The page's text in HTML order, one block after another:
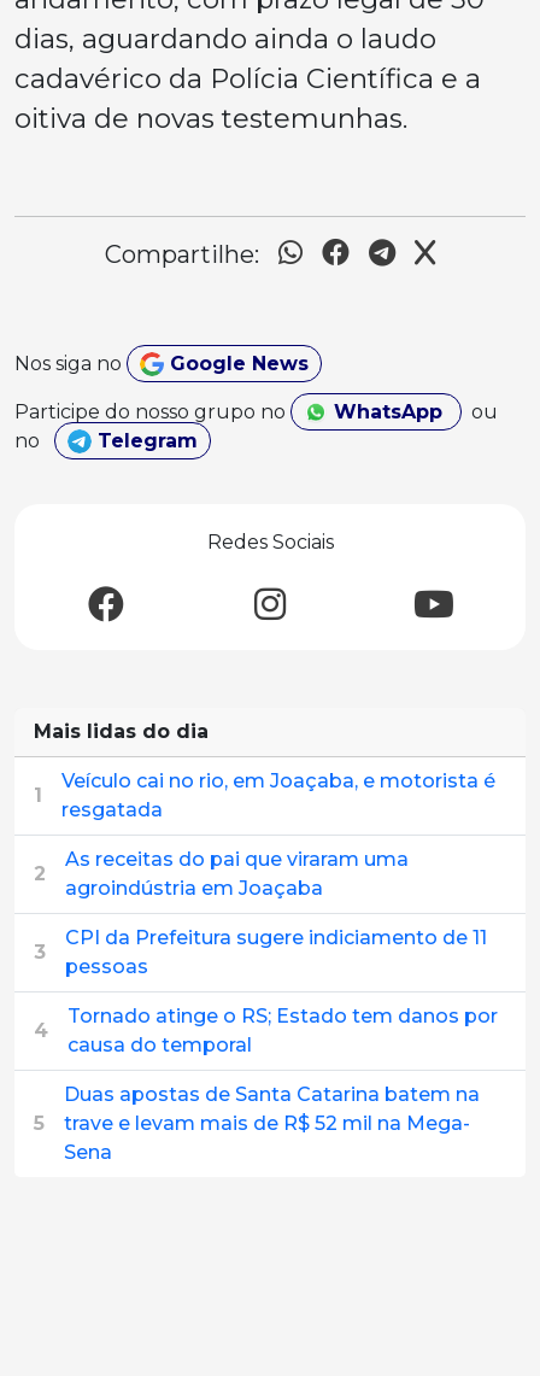
dias, aguardando ainda o laudo
cadavérico da Polícia Científica e a
oitiva de novas testemunhas.
Compartilhe:
Nos siga no Google News
Participe do nosso grupo no WhatsApp
ou
no
Telegram
Redes Sociais
Mais lidas do dia
1
Veículo cai no rio, em Joaçaba, e motorista é
resgatada
2
As receitas do pai que viraram uma
agroindústria em Joaçaba
3
CPI da Prefeitura sugere indiciamento de 11
pessoas
4
Tornado atinge o RS; Estado tem danos por
causa do temporal
5
Duas apostas de Santa Catarina batem na
trave e levam mais de R$ 52 mil na Mega-
Sena